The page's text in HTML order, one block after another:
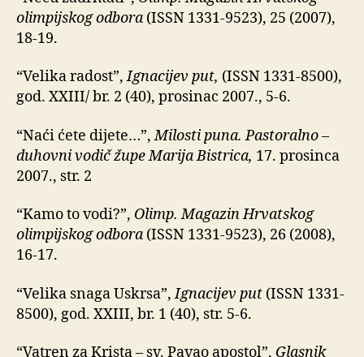
olimpijskog odbora (ISSN 1331-9523), 25 (2007),
18-19.
“Velika radost”,Ignacijev put, (ISSN 1331-8500),
god. XXIII/ br. 2 (40), prosinac 2007., 5-6.
“Naći ćete dijete…”,Milosti puna. Pastoralno –
duhovni vodič župe Marija Bistrica, 17. prosinca
2007., str. 2
“Kamo to vodi?”, Olimp. Magazin Hrvatskog
olimpijskog odbora (ISSN 1331-9523), 26 (2008),
16-17.
“Velika snaga Uskrsa”,Ignacijev put (ISSN 1331-
8500), god. XXIII, br. 1 (40), str. 5-6.
“Vatren za Krista – sv. Pavao apostol”, Glasnik